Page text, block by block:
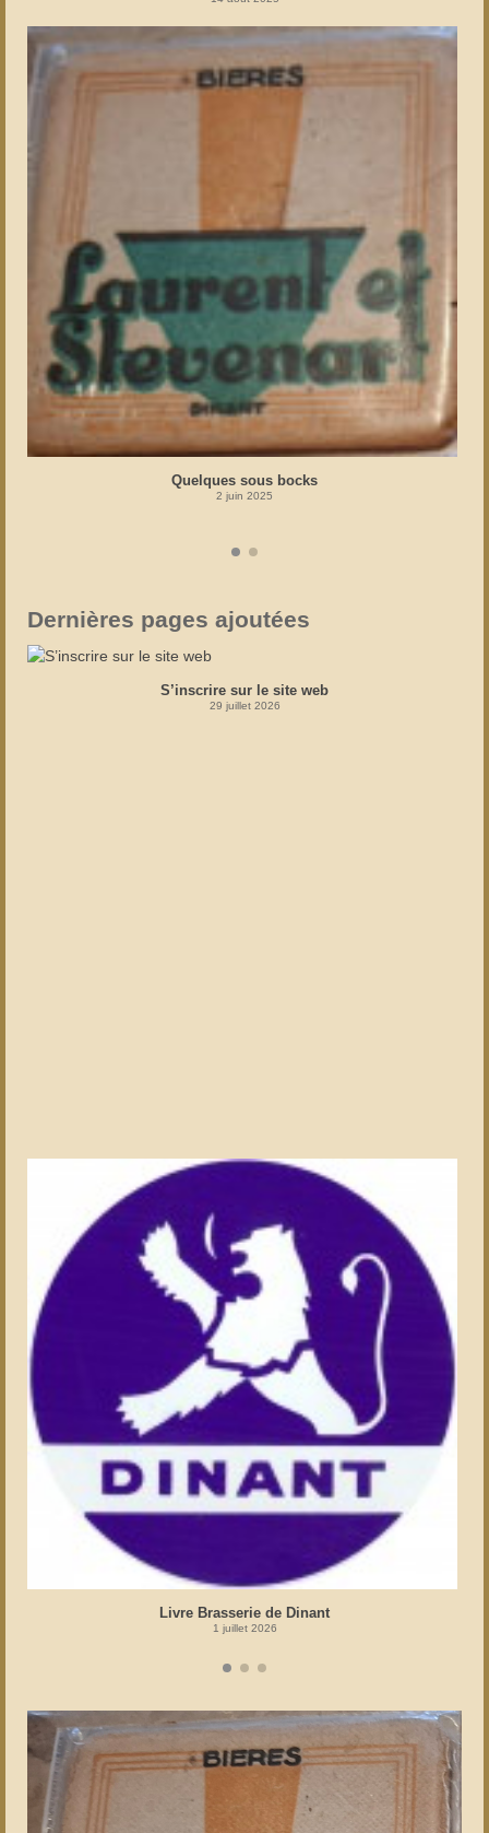
Quelques sous bocks
2 juin 2025
Dernières pages ajoutées
S’inscrire sur le site web
29 juillet 2026
Livre Brasserie de Dinant
1 juillet 2026